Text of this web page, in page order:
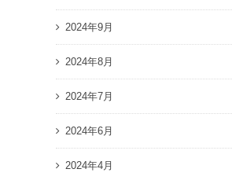
2024年9月
2024年8月
2024年7月
2024年6月
2024年4月